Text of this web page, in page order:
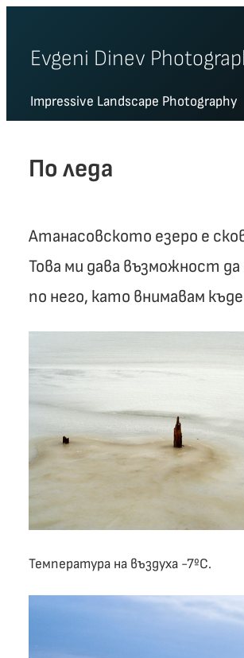
content
Evgeni Dinev
Impressive Landscape Photography
По леда
Атанасовското езеро е
Това ми дава възможност да
по него, като внимавам
Температура на въздуха -7ºC.